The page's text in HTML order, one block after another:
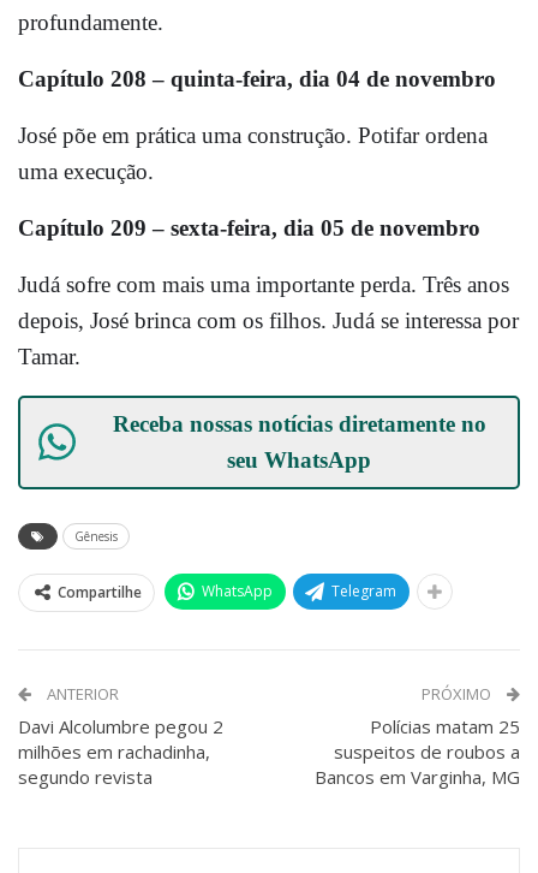
profundamente.
Capítulo 208 – quinta-feira, dia 04 de novembro
José põe em prática uma construção. Potifar ordena
uma execução.
Capítulo 209 – sexta-feira, dia 05 de novembro
Judá sofre com mais uma importante perda. Três anos
depois, José brinca com os filhos. Judá se interessa por
Tamar.
Receba nossas notícias diretamente no
seuWhatsApp
Gênesis
Compartilhe WhatsApp Telegram
ANTERIOR
Davi Alcolumbre pegou 2
milhões em rachadinha,
segundo revista
PRÓXIMO
Polícias matam 25
suspeitos de roubos a
Bancos em Varginha, MG